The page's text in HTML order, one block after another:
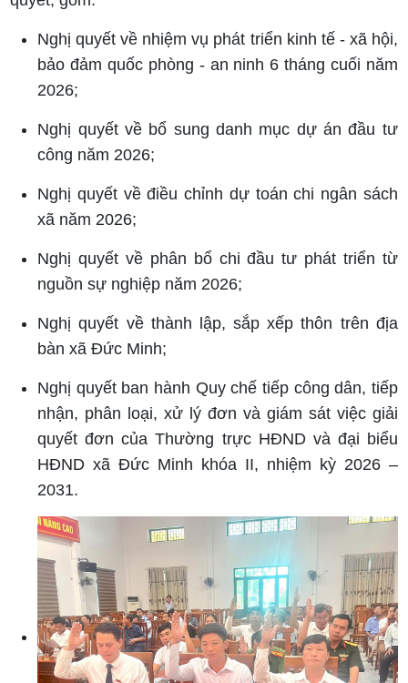
Nghị quyết về nhiệm vụ phát triển kinh tế - xã hội,
bảo đảm quốc phòng - an ninh 6 tháng cuối năm
2026;
Nghị quyết về bổ sung danh mục dự án đầu tư
công năm 2026;
Nghị quyết về điều chỉnh dự toán chi ngân sách
xã năm 2026;
Nghị quyết về phân bổ chi đầu tư phát triển từ
nguồn sự nghiệp năm 2026;
Nghị quyết về thành lập, sắp xếp thôn trên địa
bàn xã Đức Minh;
Nghị quyết ban hành Quy chế tiếp công dân, tiếp
nhận, phân loại, xử lý đơn và giám sát việc giải
quyết đơn của Thường trực HĐND và đại biểu
HĐND xã Đức Minh khóa II, nhiệm kỳ 2026 –
2031.